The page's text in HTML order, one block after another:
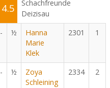
4.5
Schachfreunde
Deizisau
- ½
Hanna
Marie
Klek
2301 1
- ½
Zoya
Schleining
2334 2